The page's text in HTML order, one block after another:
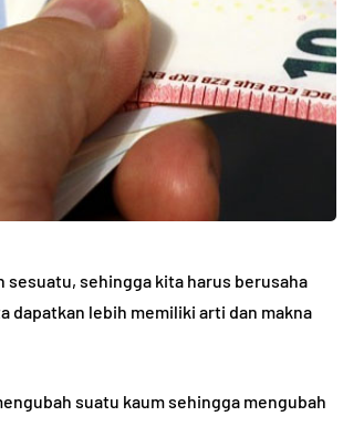
sesuatu, sehingga kita harus berusaha
dapatkan lebih memiliki arti dan makna
suatu kaum sehingga mengubah